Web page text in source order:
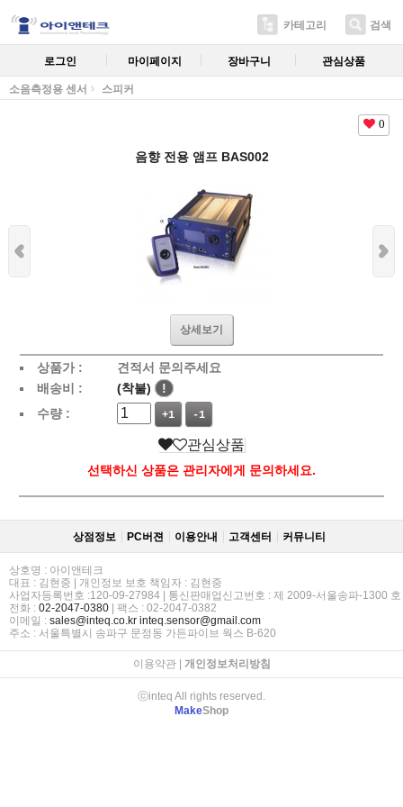
카테고리 검색
로그인 마이페이지 장바구니 관심상품
소음측정용 센서 스피커
0
음향 전용 앰프 BAS002
상세보기
상품가 :
견적서 문의주세요
배송비 :
(착불)
!
수량 :
+1 -1
관심상품
선택하신 상품은 관리자에게 문의하세요.
상점정보 PC버젼 이용안내 고객센터 커뮤니티
상호명 : 아이앤테크
대표 : 김현중 | 개인정보 보호 책임자 : 김현중
사업자등록번호 :120-09-27984 | 통신판매업신고번호 : 제 2009-서울송파-1300 호
전화 : 02-2047-0380 | 팩스 : 02-2047-0382
이메일 : sales@inteq.co.kr inteq.sensor@gmail.com
주소 : 서울특별시 송파구 문정동 가든파이브 웍스 B-620
이용약관| 개인정보처리방침
ⓒinteq All rights reserved.
MakeShop